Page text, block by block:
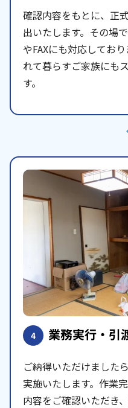
確認内容をもとに、正
出いたします。その場
やFAXにも対応してお
れて暮らすご家族にも
す。
4 業務実行・引
ご納得いただけました
実施いたします。作業
内容をご確認いただき